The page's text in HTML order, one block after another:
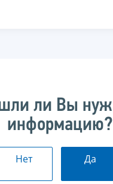
ли Вы
информацию?
Нет Да